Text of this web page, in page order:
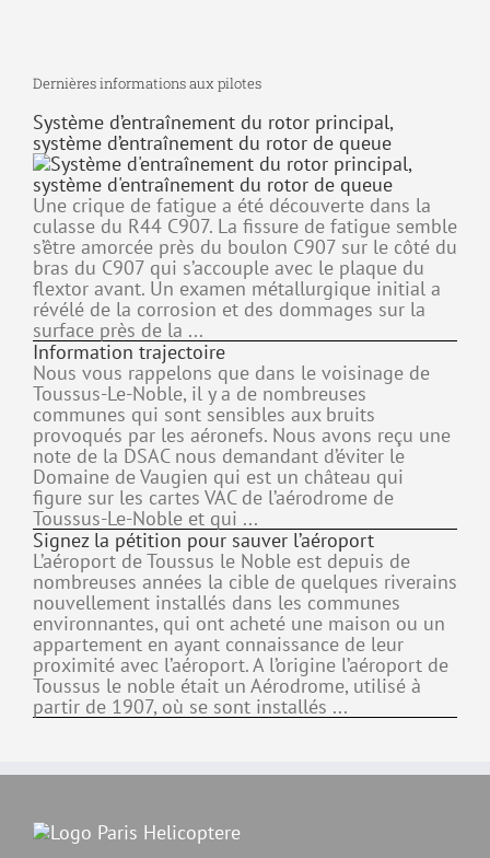
Dernières informations aux pilotes
Système d’entraînement du rotor principal,
système d’entraînement du rotor de queue
Une crique de fatigue a été découverte dans la
culasse du R44 C907. La fissure de fatigue semble
s’être amorcée près du boulon C907 sur le côté du
bras du C907 qui s’accouple avec le plaque du
flextor avant. Un examen métallurgique initial a
révélé de la corrosion et des dommages sur la
surface près de la ...
Information trajectoire
Nous vous rappelons que dans le voisinage de
Toussus-Le-Noble, il y a de nombreuses
communes qui sont sensibles aux bruits
provoqués par les aéronefs. Nous avons reçu une
note de la DSAC nous demandant d’éviter le
Domaine de Vaugien qui est un château qui
figure sur les cartes VAC de l’aérodrome de
Toussus-Le-Noble et qui ...
Signez la pétition pour sauver l’aéroport
L’aéroport de Toussus le Noble est depuis de
nombreuses années la cible de quelques riverains
nouvellement installés dans les communes
environnantes, qui ont acheté une maison ou un
appartement en ayant connaissance de leur
proximité avec l’aéroport. A l’origine l’aéroport de
Toussus le noble était un Aérodrome, utilisé à
partir de 1907, où se sont installés ...